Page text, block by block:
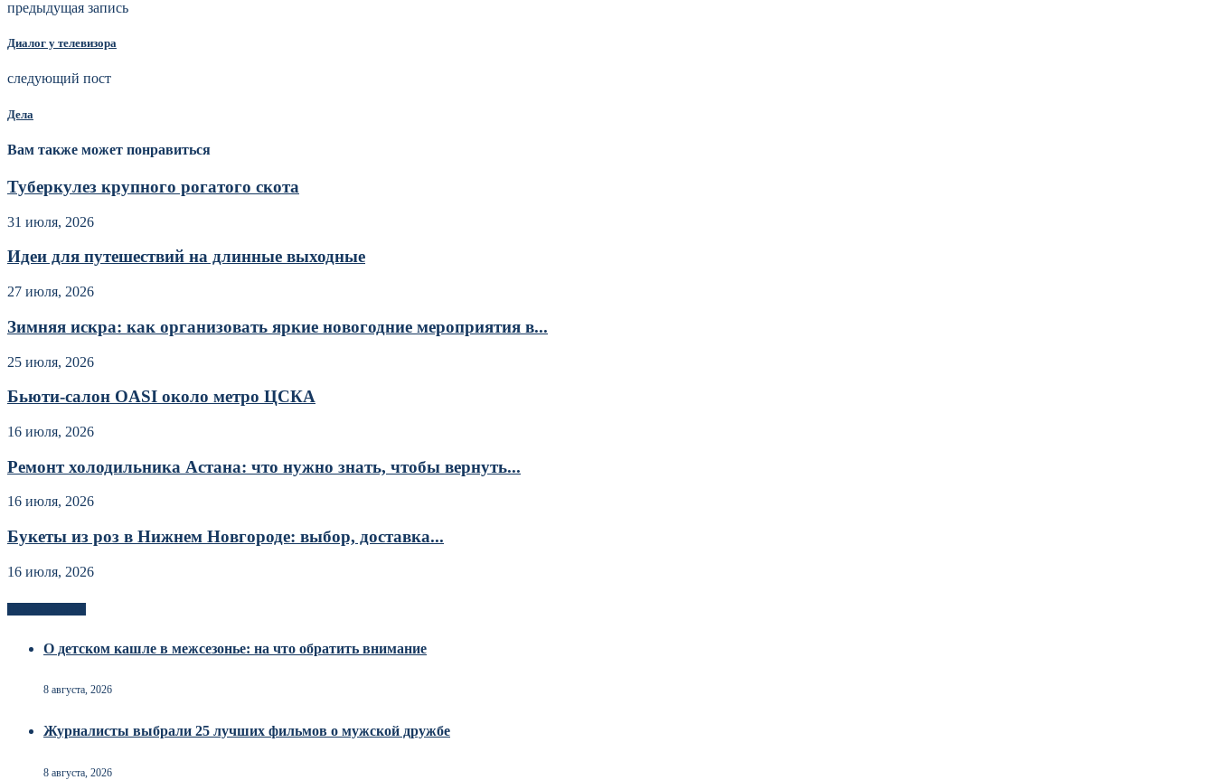
предыдущая запись
Диалог у телевизора
следующий пост
Дела
Вам также может понравиться
Туберкулез крупного рогатого скота
31 июля, 2026
Идеи для путешествий на длинные выходные
27 июля, 2026
Зимняя искра: как организовать яркие новогодние мероприятия в...
25 июля, 2026
Бьюти-салон OASI около метро ЦСКА
16 июля, 2026
Ремонт холодильника Астана: что нужно знать, чтобы вернуть...
16 июля, 2026
Букеты из роз в Нижнем Новгороде: выбор, доставка...
16 июля, 2026
О детском кашле в межсезонье: на что обратить внимание
8 августа, 2026
Журналисты выбрали 25 лучших фильмов о мужской дружбе
8 августа, 2026